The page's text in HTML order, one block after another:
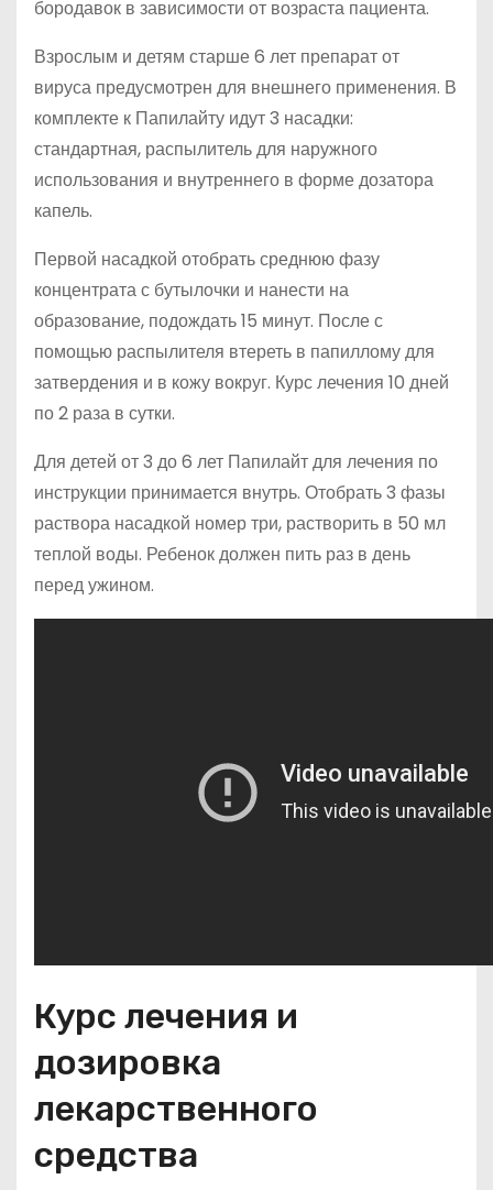
бородавок в зависимости от возраста пациента.
Взрослым и детям старше 6 лет препарат от
вируса предусмотрен для внешнего применения. В
комплекте к Папилайту идут 3 насадки:
стандартная, распылитель для наружного
использования и внутреннего в форме дозатора
капель.
Первой насадкой отобрать среднюю фазу
концентрата с бутылочки и нанести на
образование, подождать 15 минут. После с
помощью распылителя втереть в папиллому для
затвердения и в кожу вокруг. Курс лечения 10 дней
по 2 раза в сутки.
Для детей от 3 до 6 лет Папилайт для лечения по
инструкции принимается внутрь. Отобрать 3 фазы
раствора насадкой номер три, растворить в 50 мл
теплой воды. Ребенок должен пить раз в день
перед ужином.
Курс лечения и
дозировка
лекарственного
средства